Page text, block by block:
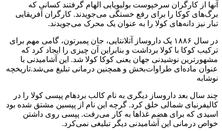
آنها از کارگران سرخپوست بولیویایی الهام گرفتند کسانی که
برگ‌های کوکا را برای رفع خستگی می‌جویدند. کارگران آفریقایی
تبار نیز دانه‌های کولا را به عنوان یک محرک می‌جویدند.
در سال ۱۸۸۶ یک داروساز آتلانتایی، جان پمبرتون، گامی مهم برای
ترکیب کوکا با کولا برداشت و بنابراین آن چیزی را ایجاد کرد که
مشهورترین نوشیدنی جهان یعنی کوکا کولا شد. این آشامیدنی با
عنوان ماده‌ای طراوات‌بخش و همچنین درمانی تبلیغ می‌شد.تاریخچه
نوشابه
چند سال بعد داروساز دیگری به نام کالب بردهام پپسی کولا را در
کالیفرنیای شمالی خلق کرد. گرچه این نام از پپسین مشتق شده بود
اسیدی که برای هضم غذاها به کار می‌رفت. پپسی روی داشتن
خواص درمانی این آشامیدنی دیگر تبلیغی نمی‌کرد.